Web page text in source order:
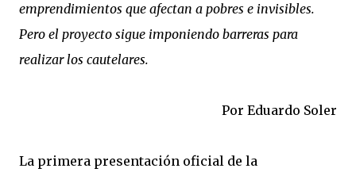
emprendimientos que afectan a pobres e invisibles.
Pero el proyecto sigue imponiendo barreras para
realizar los cautelares.
Por Eduardo Soler
La primera presentación oficial de la